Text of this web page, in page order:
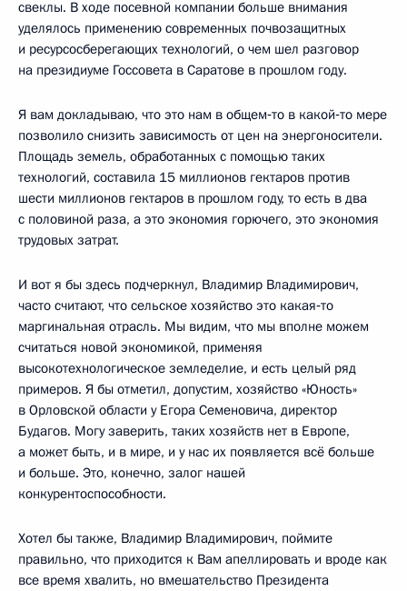
свеклы. В ходе посевной компании больше внимания
уделялось применению современных почвозащитных
и ресурсосберегающих технологий, о чем шел разговор
на президиуме Госсовета в Саратове в прошлом году.
Я вам докладываю, что это нам в общем‑то в какой‑то мере
позволило снизить зависимость от цен на энергоносители.
Площадь земель, обработанных с помощью таких
технологий, составила 15 миллионов гектаров против
шести миллионов гектаров в прошлом году, то есть в два
с половиной раза, а это экономия горючего, это экономия
трудовых затрат.
И вот я бы здесь подчеркнул, Владимир Владимирович,
часто считают, что сельское хозяйство это какая‑то
маргинальная отрасль. Мы видим, что мы вполне можем
считаться новой экономикой, применяя
высокотехнологическое земледелие, и есть целый ряд
примеров. Я бы отметил, допустим, хозяйство «Юность»
в Орловской области у Егора Семеновича, директор
Будагов. Могу заверить, таких хозяйств нет в Европе,
а может быть, и в мире, и у нас их появляется всё больше
и больше. Это, конечно, залог нашей
конкурентоспособности.
Хотел бы также, Владимир Владимирович, поймите
правильно, что приходится к Вам апеллировать и вроде как
все время хвалить, но вмешательство Президента